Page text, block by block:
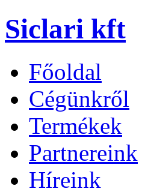
Siclari kft
Főoldal
Cégünkről
Termékek
Partnereink
Híreink